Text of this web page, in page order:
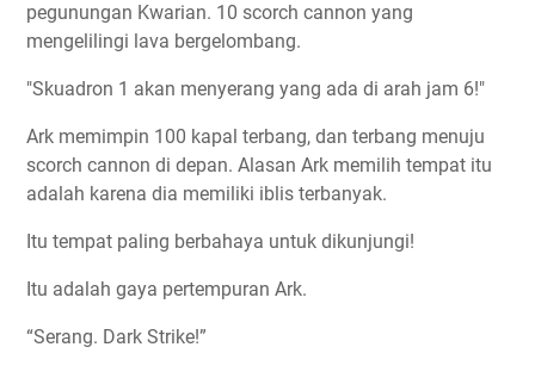
pegunungan Kwarian. 10 scorch cannon yang
mengelilingi lava bergelombang.
"Skuadron 1 akan menyerang yang ada di arah jam 6!"
Ark memimpin 100 kapal terbang, dan terbang menuju
scorch cannon di depan. Alasan Ark memilih tempat itu
adalah karena dia memiliki iblis terbanyak.
Itu tempat paling berbahaya untuk dikunjungi!
Itu adalah gaya pertempuran Ark.
“Serang. Dark Strike!”